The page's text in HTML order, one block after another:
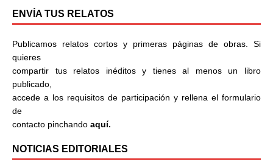
ENVÍA TUS RELATOS
Publicamos relatos cortos y primeras páginas de obras. Si
quieres
compartir tus relatos inéditos y tienes al menos un libro
publicado,
accede a los requisitos de participación y rellena el formulario
de
contacto pinchando aquí.
NOTICIAS EDITORIALES